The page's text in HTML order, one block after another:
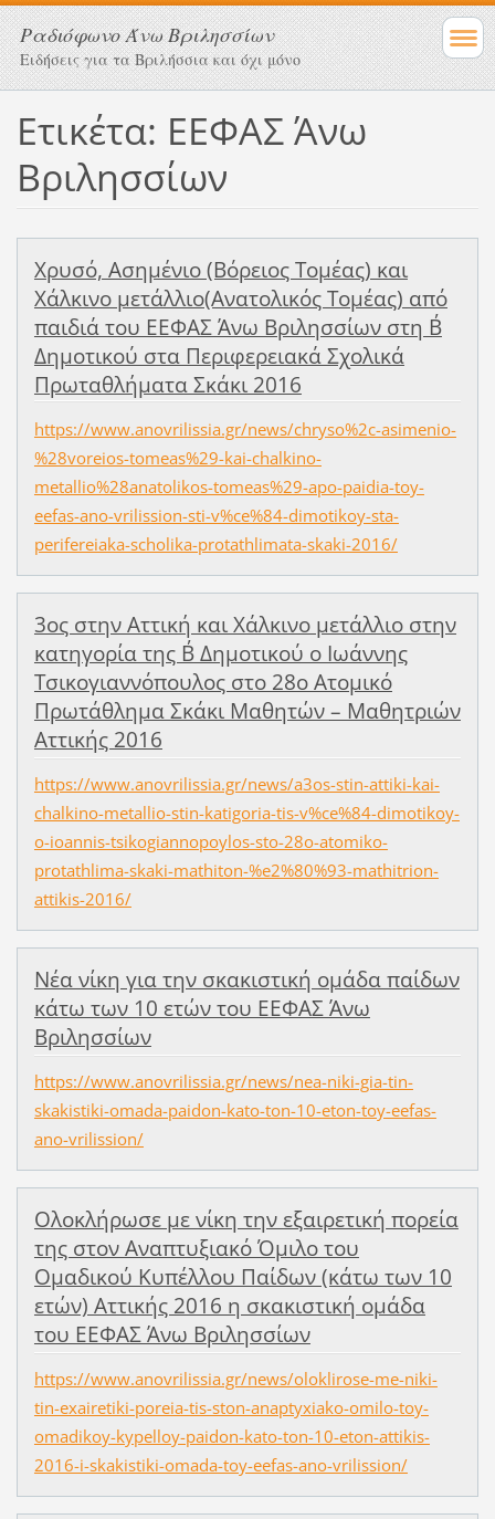
Ραδιόφωνο Άνω Βριλησσίων
Ειδήσεις για τα Βριλήσσια και όχι μόνο
Ετικέτα: ΕΕΦΑΣ Άνω
Βριλησσίων
Χρυσό, Ασημένιο (Βόρειος Τομέας) και
Χάλκινο μετάλλιο(Ανατολικός Τομέας) από
παιδιά του ΕΕΦΑΣ Άνω Βριλησσίων στη Β΄
Δημοτικού στα Περιφερειακά Σχολικά
Πρωταθλήματα Σκάκι 2016
https://www.anovrilissia.gr/news/chryso%2c-asimenio-
%28voreios-tomeas%29-kai-chalkino-
metallio%28anatolikos-tomeas%29-apo-paidia-toy-
eefas-ano-vrilission-sti-v%ce%84-dimotikoy-sta-
perifereiaka-scholika-protathlimata-skaki-2016/
3ος στην Αττική και Χάλκινο μετάλλιο στην
κατηγορία της Β΄ Δημοτικού ο Ιωάννης
Τσικογιαννόπουλος στο 28ο Ατομικό
Πρωτάθλημα Σκάκι Μαθητών – Μαθητριών
Αττικής 2016
https://www.anovrilissia.gr/news/a3os-stin-attiki-kai-
chalkino-metallio-stin-katigoria-tis-v%ce%84-dimotikoy-
o-ioannis-tsikogiannopoylos-sto-28o-atomiko-
protathlima-skaki-mathiton-%e2%80%93-mathitrion-
attikis-2016/
Νέα νίκη για την σκακιστική ομάδα παίδων
κάτω των 10 ετών του ΕΕΦΑΣ Άνω
Βριλησσίων
https://www.anovrilissia.gr/news/nea-niki-gia-tin-
skakistiki-omada-paidon-kato-ton-10-eton-toy-eefas-
ano-vrilission/
Ολοκλήρωσε με νίκη την εξαιρετική πορεία
της στον Αναπτυξιακό Όμιλο του
Ομαδικού Κυπέλλου Παίδων (κάτω των 10
ετών) Αττικής 2016 η σκακιστική ομάδα
του ΕΕΦΑΣ Άνω Βριλησσίων
https://www.anovrilissia.gr/news/oloklirose-me-niki-
tin-exairetiki-poreia-tis-ston-anaptyxiako-omilo-toy-
omadikoy-kypelloy-paidon-kato-ton-10-eton-attikis-
2016-i-skakistiki-omada-toy-eefas-ano-vrilission/